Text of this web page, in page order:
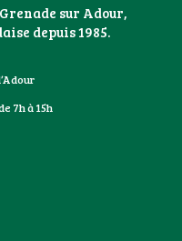
sur Adour,
depuis 1985.
7h à 15h